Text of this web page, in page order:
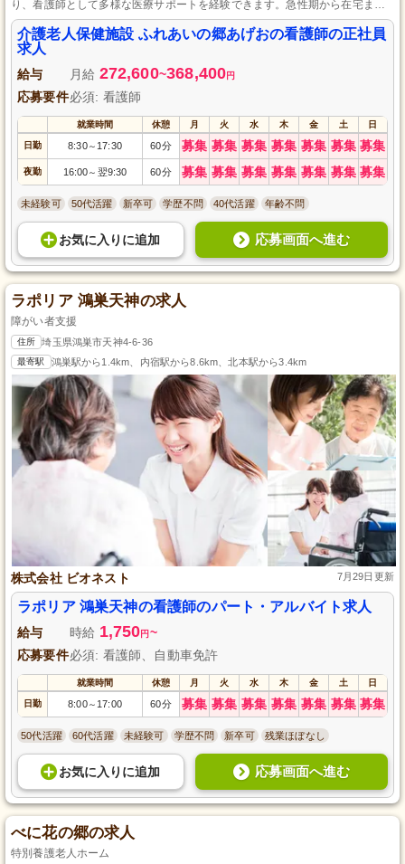
り、看護師として多様な医療サポートを経験できます。急性期から在宅まで
の幅広いケアに携わり、利用者さまの在宅復帰を支えるやりがいのある仕事
です。年間休日は116日で、託児施設や職員寮の利用も可能なため、仕事とプ
ライベートのバランスを大切にしながら長く働けます。
介護老人保健施設 ふれあいの郷あげおの看護師の正社員
求人
給与 月給 272,600~368,400円
応募要件必須: 看護師
就業時間 休憩 月 火 水 木 金 土 日
日勤 8:30～ 17:30 60分 募集 募集 募集 募集 募集 募集 募集
夜勤 16:00～ 翌9:30 60分 募集 募集 募集 募集 募集 募集 募集
未経験可 50代活躍 新卒可 学歴不問 40代活躍 年齢不問
お気に入り に追加 応募画面へ進む
ラポリア 鴻巣天神の求人
障がい者支援
住所 埼玉県鴻巣市天神4-6-36
最寄駅 鴻巣駅から1.4km、内宿駅から8.6km、北本駅から3.4km
株式会社 ビオネスト 7月29日更新
ラポリア 鴻巣天神の看護師のパート・アルバイト求人
給与 時給 1,750円 ~
応募要件必須: 看護師、自動車免許
就業時間 休憩 月 火 水 木 金 土 日
日勤 8:00～ 17:00 60分 募集 募集 募集 募集 募集 募集 募集
50代活躍 60代活躍 未経験可 学歴不問 新卒可 残業ほぼなし
お気に入り に追加 応募画面へ進む
べに花の郷の求人
特別養護老人ホーム